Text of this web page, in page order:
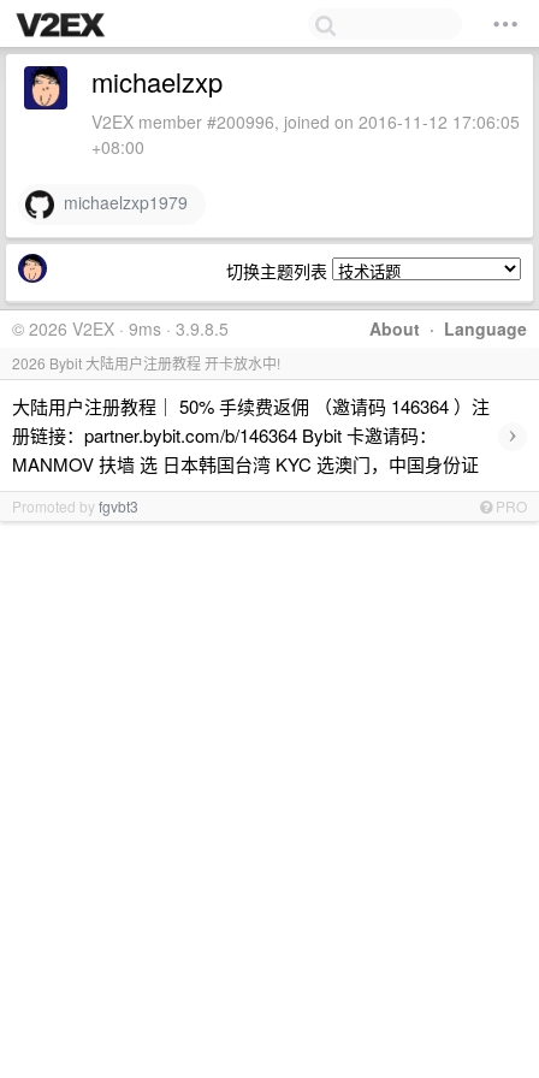
michaelzxp
V2EX member #200996, joined on 2016-11-12 17:06:05
+08:00
michaelzxp1979
切换主题列表
About · Language
© 2026 V2EX · 9ms · 3.9.8.5
2026 Bybit 大陆用户注册教程 开卡放水中!
大陆用户注册教程｜ 50% 手续费返佣 （邀请码 146364 ）注
册链接：partner.bybit.com/b/146364 Bybit 卡邀请码：
MANMOV 扶墙 选 日本韩国台湾 KYC 选澳门，中国身份证
›
Promoted byfgvbt3 PRO